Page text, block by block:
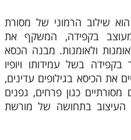
הוא שילוב הרמוני של מסורת
מעוצב בקפידה, המשקף את
ולאומנות. מבנה הכסא
בשל עמידותו ויופיו
את הכיסא בגילופים עדינים,
מסורתיים כגון פרחים, גפנים
העיצוב בתחושה של מורשת